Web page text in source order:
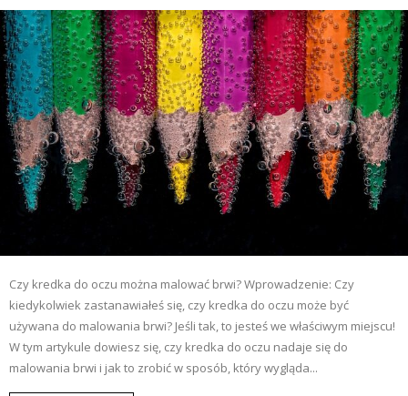
Czy kredka do oczu można malować brwi? Wprowadzenie: Czy
kiedykolwiek zastanawiałeś się, czy kredka do oczu może być
używana do malowania brwi? Jeśli tak, to jesteś we właściwym miejscu!
W tym artykule dowiesz się, czy kredka do oczu nadaje się do
malowania brwi i jak to zrobić w sposób, który wygląda...